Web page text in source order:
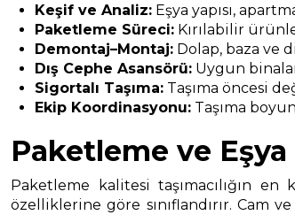
Keşif ve Analiz: Eşya yapısı,
Paketleme Süreci: Kırılabilir
Demontaj–Montaj: Dolap, baza ve
Dış Cephe Asansörü: Uygun
Sigortalı Taşıma: Taşıma öncesi
Ekip Koordinasyonu: Taşıma
Paketleme ve
Paketleme kalitesi taşımacılığın en
özelliklerine göre sınıflandırır.